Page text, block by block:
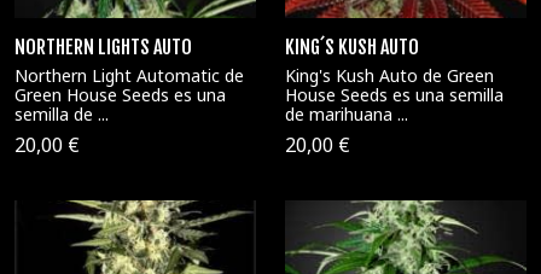
NORTHERN LIGHTS AUTO
Northern Light Automatic de
Green House Seeds es una
semilla de ...
20,00 €
KING´S KUSH AUTO
King's Kush Auto de Green
House Seeds es una semilla
de marihuana ...
20,00 €